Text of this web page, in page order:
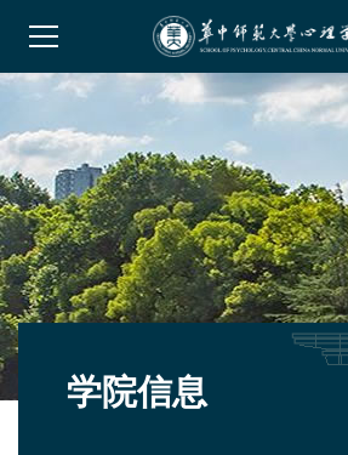
学院信息